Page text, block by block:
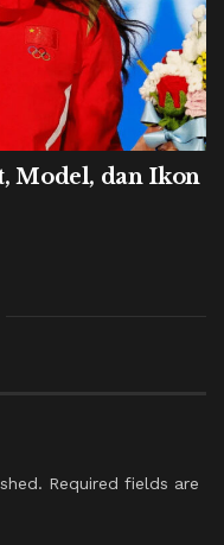
Model, dan Ikon
Required fields are